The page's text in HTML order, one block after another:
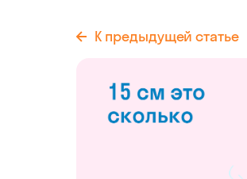
К предыдущей статье